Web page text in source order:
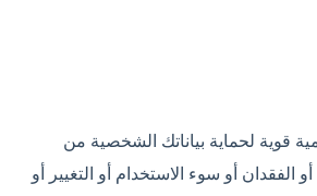
قوية لحماية بياناتك الشخصية من
الفقدان أو سوء الاستخدام أو التغيير أو